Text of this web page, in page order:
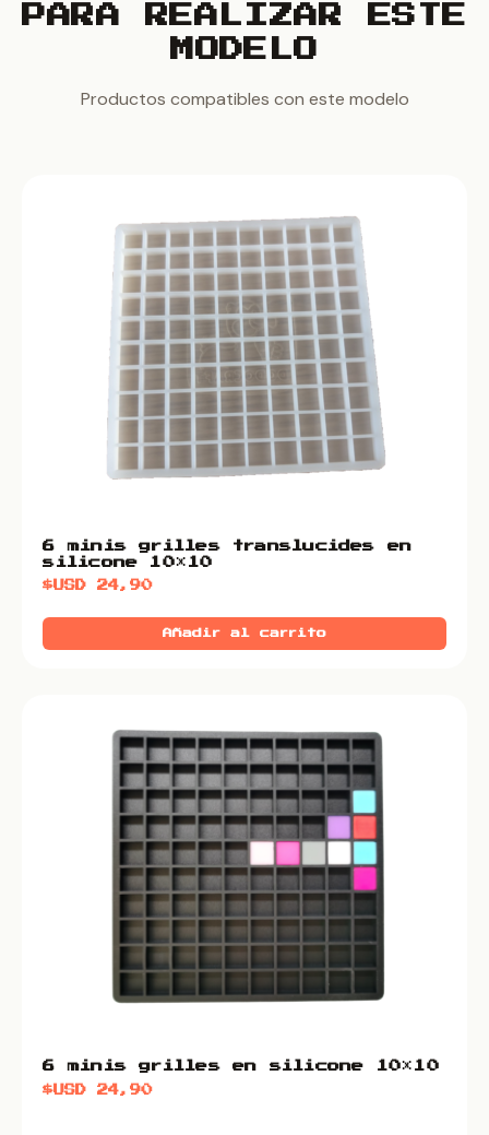
PARA REALIZAR ESTE
MODELO
Productos compatibles con este modelo
6 minis grilles translucides en
silicone 10×10
$USD24,90
Añadir al carrito
6 minis grilles en silicone 10×10
$USD24,90